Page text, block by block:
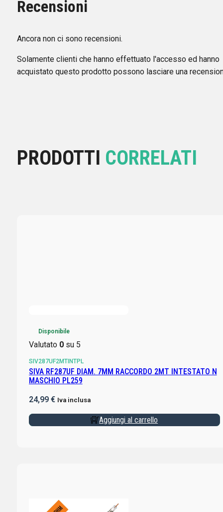
Recensioni
Ancora non ci sono recensioni.
Solamente clienti che hanno effettuato l'accesso ed hanno
acquistato questo prodotto possono lasciare una
PRODOTTI CORRELATI
Disponibile
Valutato 0su 5
SIV287UF2MTINTPL
SIVA RF287UF DIAM. 7MM RACCORDO 2MT INTESTATO N
MASCHIO PL259
24,99 € Iva inclusa
Aggiungi al carrello